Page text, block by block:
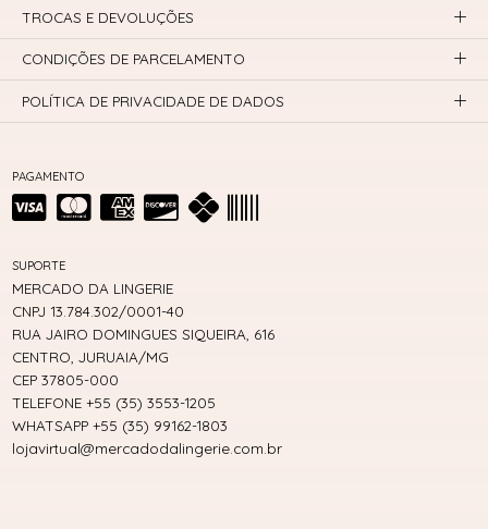
PAGAMENTO
SUPORTE
MERCADO DA LINGERIE
CNPJ 13.784.302/0001-40
RUA JAIRO DOMINGUES SIQUEIRA, 616
CENTRO, JURUAIA/MG
CEP 37805-000
TELEFONE +55 (35) 3553-1205
WHATSAPP +55 (35) 99162-1803
lojavirtual@mercadodalingerie.com.br
TROCAS E DEVOLUÇÕES
CONDIÇÕES DE PARCELAMENTO
POLÍTICA DE PRIVACIDADE DE DADOS